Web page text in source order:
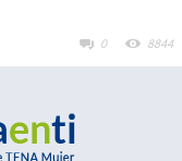
0 8844
p
tir